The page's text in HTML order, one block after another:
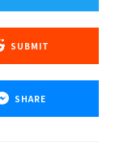
SUBMIT
SHARE